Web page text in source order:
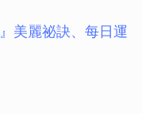
美麗祕訣、每日運